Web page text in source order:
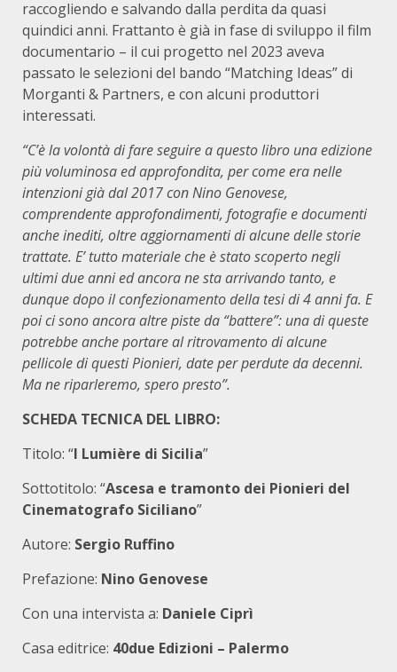
raccogliendo e salvando dalla perdita da quasi
quindici anni. Frattanto è già in fase di sviluppo il film
documentario – il cui progetto nel 2023 aveva
passato le selezioni del bando “Matching Ideas” di
Morganti & Partners, e con alcuni produttori
interessati.
“C’è la volontà di fare seguire a questo libro una edizione
più voluminosa ed approfondita, per come era nelle
intenzioni già dal 2017 con Nino Genovese,
comprendente approfondimenti, fotografie e documenti
anche inediti, oltre aggiornamenti di alcune delle storie
trattate. E’ tutto materiale che è stato scoperto negli
ultimi due anni ed ancora ne sta arrivando tanto, e
dunque dopo il confezionamento della tesi di 4 anni fa. E
poi ci sono ancora altre piste da “battere”: una di queste
potrebbe anche portare al ritrovamento di alcune
pellicole di questi Pionieri, date per perdute da decenni.
Ma ne riparleremo, spero presto”.
SCHEDA TECNICA DEL LIBRO:
Titolo: “I Lumière di Sicilia”
Sottotitolo: “Ascesa e tramonto dei Pionieri del
Cinematografo Siciliano”
Autore: Sergio Ruffino
Prefazione: Nino Genovese
Con una intervista a: Daniele Ciprì
Casa editrice: 40due Edizioni – Palermo